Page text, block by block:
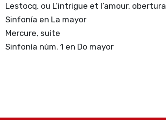
Lestocq, ou L’intrigue et l’amour, obertura
Sinfonía en La mayor
Mercure, suite
Sinfonía núm. 1 en Do mayor